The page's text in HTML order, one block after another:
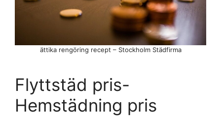
ättika rengöring recept – Stockholm Städfirma
Flyttstäd pris-
Hemstädning pris